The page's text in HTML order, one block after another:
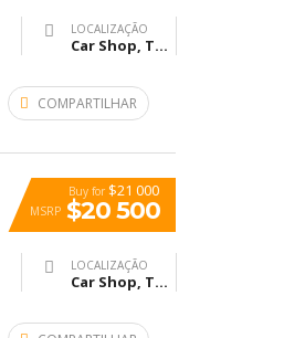
LOCALIZAÇÃO
Car Shop, The, Ridgewood Avenue, Холи Хил, Флорида, USA
COMPARTILHAR
Buy for $21 000
MSRP $20 500
LOCALIZAÇÃO
Car Shop, The, Ridgewood Avenue, Холи Хил, Флорида, USA